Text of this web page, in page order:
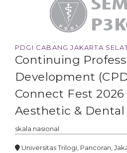
PDGI CABANG JAKARTA
Continuing
Development
Connect Fest 2026
Aesthetic & Dental
skala nasional
Universitas Trilogi, Pancoran,